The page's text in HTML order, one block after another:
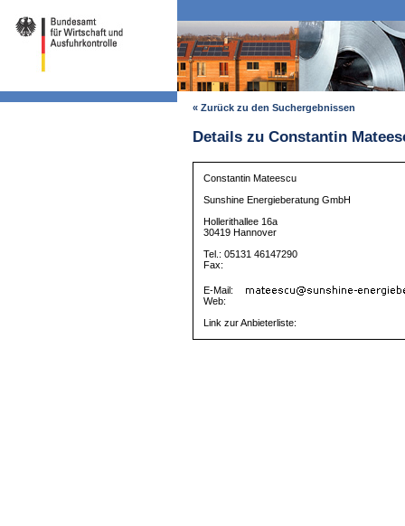
« Zurück zu den Suchergebnissen
Details zu Constantin
Constantin Mateescu
Sunshine Energieberatung GmbH
Hollerithallee 16a
30419 Hannover
Tel.: 05131 46147290
Fax:
E-Mail:
Web:
Link zur Anbieterliste: